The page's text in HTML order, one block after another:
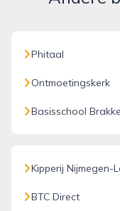
Phitaal
Ontmoetingskerk
Basisschool
Kipperij Nijmegen-
BTC Direct